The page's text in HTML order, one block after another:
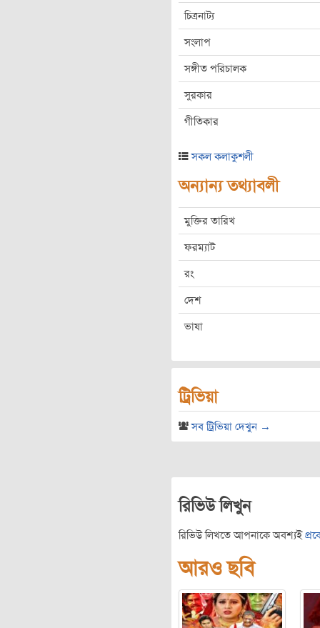
চিত্রনাট্য
সংলাপ
সঙ্গীত পরিচালক
সুরকার
গীতিকার
সকল কলাকুশলী
অন্যান্য তথ্যাবলী
মুক্তির তারিখ
ফরম্যাট
রং
দেশ
ভাষা
ট্রিভিয়া
সব ট্রিভিয়া দেখুন →
রিভিউ লিখুন
রিভিউ লিখতে আপনাকে অবশ্যই
আরও ছবি